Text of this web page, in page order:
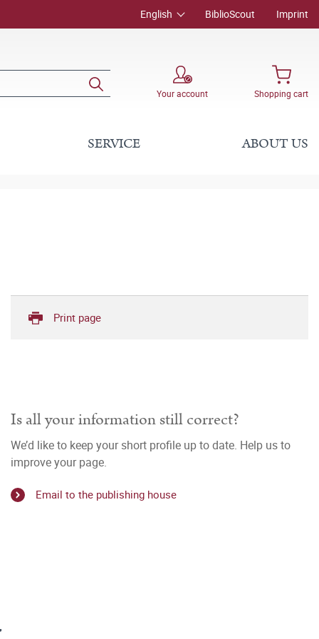
English BiblioScout Imprint
Your account Shopping cart
SERVICE ABOUT US
Print page
Is all your information still correct?
We’d like to keep your short profile up to date. Help us to
improve your page.
Email to the publishing house